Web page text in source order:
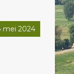
mei 2024